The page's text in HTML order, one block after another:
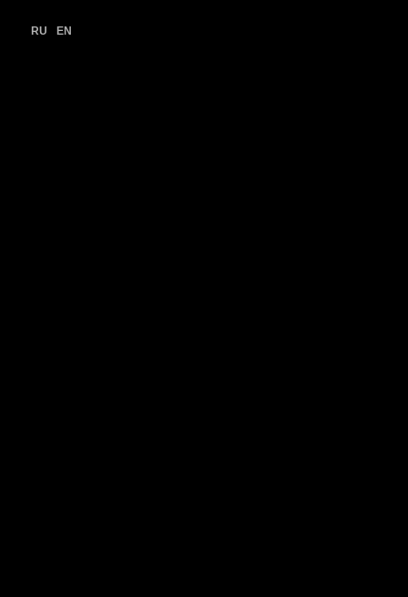
RU EN